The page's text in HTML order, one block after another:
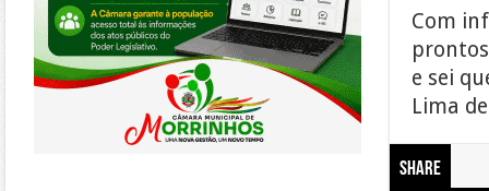
Com
e sei
Lima
Share